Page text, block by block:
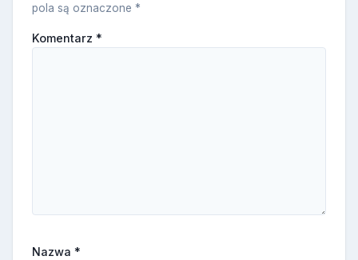
pola są oznaczone *
Komentarz *
Nazwa *